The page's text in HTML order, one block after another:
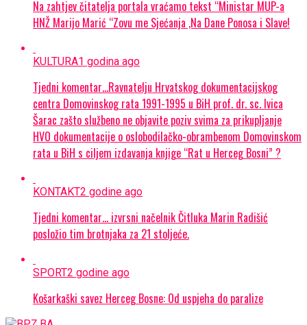
Na zahtjev čitatelja portala vraćamo tekst “Ministar MUP-a
HNŽ Marijo Marić “Zovu me Sjećanja ,Na Dane Ponosa i Slave!
KULTURA1 godina ago
Tjedni komentar…Ravnatelju Hrvatskog dokumentacijskog
centra Domovinskog rata 1991-1995 u BiH prof. dr. sc. Ivica
Šarac zašto službeno ne objavite poziv svima za prikupljanje
HVO dokumentacije o oslobodilačko-obrambenom Domovinskom
rata u BiH s ciljem izdavanja knjige “Rat u Herceg Bosni” ?
KONTAKT2 godine ago
Tjedni komentar… izvrsni načelnik Čitluka Marin Radišić
posložio tim brotnjaka za 21 stoljeće.
SPORT2 godine ago
Košarkaški savez Herceg Bosne: Od uspjeha do paralize